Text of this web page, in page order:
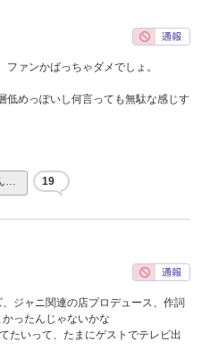
ァンかばっちゃダメでしょ。
低めっぽいし何言っても無駄な感じす
… 19
ジャニ関連の店プロデュース、作詞
ったんじゃないかな
たいって、たまにゲストでテレビ出